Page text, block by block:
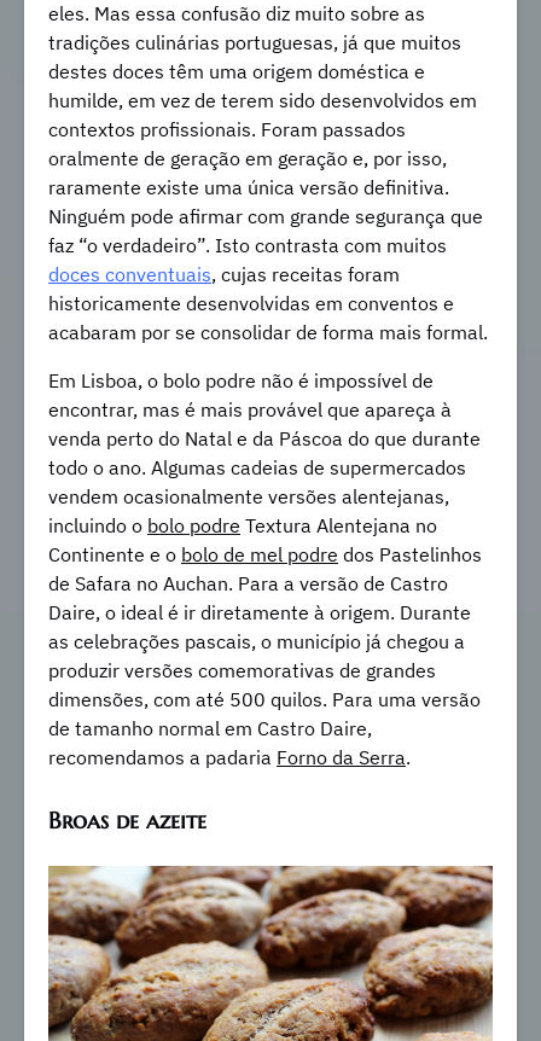
eles. Mas essa confusão diz muito sobre as
tradições culinárias portuguesas, já que muitos
destes doces têm uma origem doméstica e
humilde, em vez de terem sido desenvolvidos em
contextos profissionais. Foram passados
oralmente de geração em geração e, por isso,
raramente existe uma única versão definitiva.
Ninguém pode afirmar com grande segurança que
faz “o verdadeiro”. Isto contrasta com muitos
doces conventuais, cujas receitas foram
historicamente desenvolvidas em conventos e
acabaram por se consolidar de forma mais formal.
Em Lisboa, o bolo podre não é impossível de
encontrar, mas é mais provável que apareça à
venda perto do Natal e da Páscoa do que durante
todo o ano. Algumas cadeias de supermercados
vendem ocasionalmente versões alentejanas,
incluindo o bolo podre Textura Alentejana no
Continente e o bolo de mel podre dos Pastelinhos
de Safara no Auchan. Para a versão de Castro
Daire, o ideal é ir diretamente à origem. Durante
as celebrações pascais, o município já chegou a
produzir versões comemorativas de grandes
dimensões, com até 500 quilos. Para uma versão
de tamanho normal em Castro Daire,
recomendamos a padaria Forno da Serra.
Broas de azeite